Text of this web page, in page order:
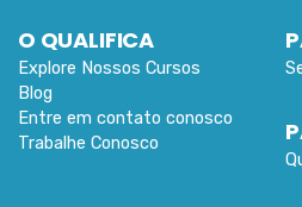
O QUALIFICA
Explore Nossos Cursos
Blog
Entre em contato conosco
Trabalhe Conosco